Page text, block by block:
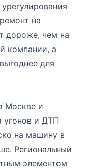
на
дороже, чем на
компании, а
для
Москве и
угонов и ДТП
на машину в
Региональный
элементом